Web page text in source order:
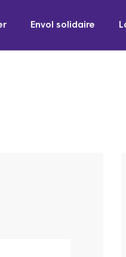
Envol solidaire